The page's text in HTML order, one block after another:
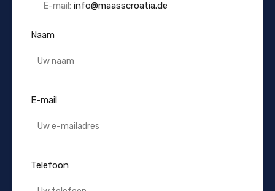
E-mail: info@maasscroatia.de
Naam
E-mail
Telefoon